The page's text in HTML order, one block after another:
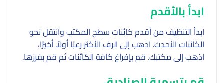
ابدأ بالأقدم
ابدأ التنظيف من أقدم كائنات سطح المكتب وانتقل نحو
الكائنات الأحدث. اذهب إلى الرف الأكثر رعبًا أولاً. أخيرًا،
اذهب إلى مكتبك. قم بإفراغ كافة الكائنات ثم قم بفرزها.